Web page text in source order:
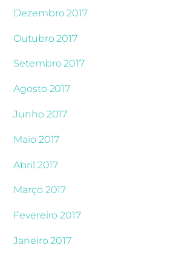
Dezembro 2017
Outubro 2017
Setembro 2017
Agosto 2017
Junho 2017
Maio 2017
Abril 2017
Março 2017
Fevereiro 2017
Janeiro 2017